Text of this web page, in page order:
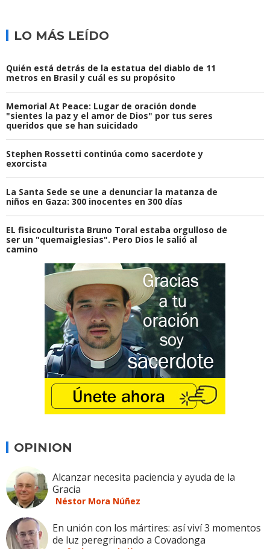
LO MÁS LEÍDO
Quién está detrás de la estatua del diablo de 11
metros en Brasil y cuál es su propósito
Memorial At Peace: Lugar de oración donde
"sientes la paz y el amor de Dios" por tus seres
queridos que se han suicidado
Stephen Rossetti continúa como sacerdote y
exorcista
La Santa Sede se une a denunciar la matanza de
niños en Gaza: 300 inocentes en 300 días
EL fisicoculturista Bruno Toral estaba orgulloso de
ser un "quemaiglesias". Pero Dios le salió al
camino
OPINION
Alcanzar necesita paciencia y ayuda de la
Gracia
Néstor Mora Núñez
En unión con los mártires: así viví 3 momentos
de luz peregrinando a Covadonga